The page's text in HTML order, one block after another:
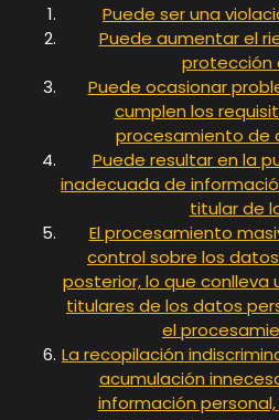
Puede ser una
Puede aumentar el
protección
Puede ocasionar
cumplen los
procesamiento de
Puede resultar en la
inadecuada de
titular de
El procesamiento
control sobre los
posterior, lo que conlleva
titulares de los datos
el
La recopilación
acumulación
información